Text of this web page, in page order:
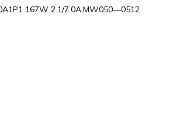
167W 2.1/7.0A,MW050—0512